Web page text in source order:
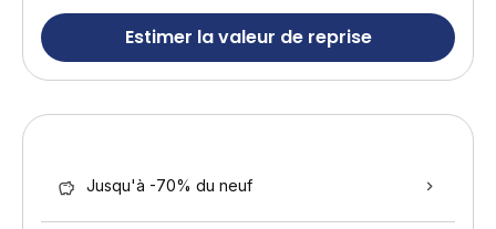
Estimer la valeur de reprise
Jusqu'à -70% du neuf